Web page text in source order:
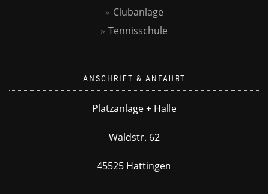
Clubanlage
Tennisschule
ANSCHRIFT & ANFAHRT
Platzanlage + Halle
Waldstr. 62
45525 Hattingen